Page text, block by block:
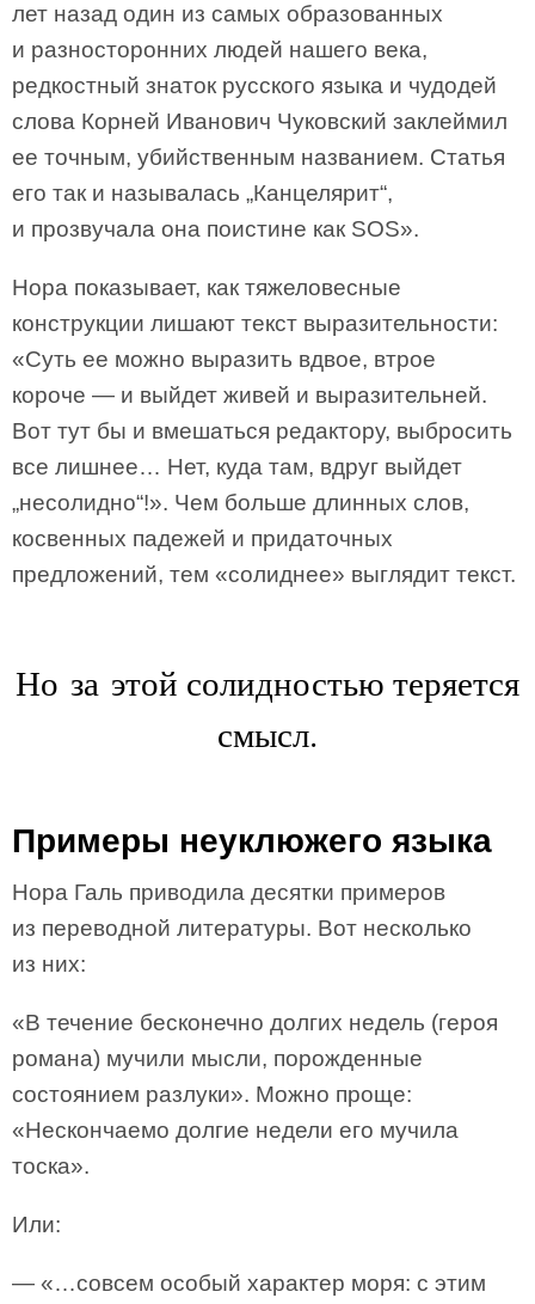
лет назад один из самых образованных
и разносторонних людей нашего века,
редкостный знаток русского языка и чудодей
слова Корней Иванович Чуковский заклеймил
ее точным, убийственным названием. Статья
его так и называлась „Канцелярит“,
и прозвучала она поистине как SOS».
Нора показывает, как тяжеловесные
конструкции лишают текст выразительности:
«Суть ее можно выразить вдвое, втрое
короче — и выйдет живей и выразительней.
Вот тут бы и вмешаться редактору, выбросить
все лишнее… Нет, куда там, вдруг выйдет
„несолидно“!». Чем больше длинных слов,
косвенных падежей и придаточных
предложений, тем «солиднее» выглядит текст.
Но за этой солидностью теряется
смысл.
Примеры неуклюжего языка
Нора Галь приводила десятки примеров
из переводной литературы. Вот несколько
из них:
«В течение бесконечно долгих недель (героя
романа) мучили мысли, порожденные
состоянием разлуки». Можно проще:
«Нескончаемо долгие недели его мучила
тоска».
Или:
— «…совсем особый характер моря: с этим